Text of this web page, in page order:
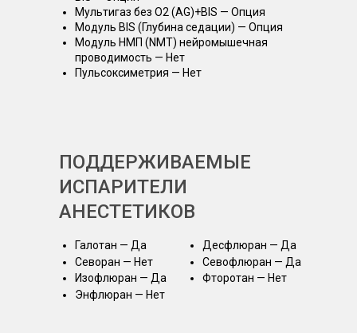
Мультигаз без О2 (AG)+BIS — Опция
Модуль BIS (Глубина седации) — Опция
Модуль НМП (NMT) нейромышечная
проводимость — Нет
Пульсоксиметрия — Нет
ПОДДЕРЖИВАЕМЫЕ
ИСПАРИТЕЛИ
АНЕСТЕТИКОВ
Галотан — Да Десфлюран — Да
Изофлюран — Да
Севоран — Нет
Севофлюран — Да
Фторотан — Нет
Энфлюран — Нет